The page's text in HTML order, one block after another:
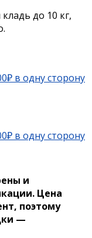
до 10 кг,
в одну сторону
в одну сторону
и
Цена
поэтому
—